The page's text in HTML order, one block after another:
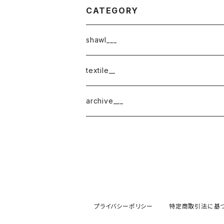
CATEGORY
shawl___
cotton
border
cotton × wool
textile__
織物
archive___
プライバシーポリシー 特定商取引法に基